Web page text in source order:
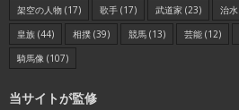
架空の人物 (17) 歌手 (17) 武道家 (23) 治水
皇族 (44) 相撲 (39) 競馬 (13) 芸能 (12)
騎馬像 (107)
当サイトが監修